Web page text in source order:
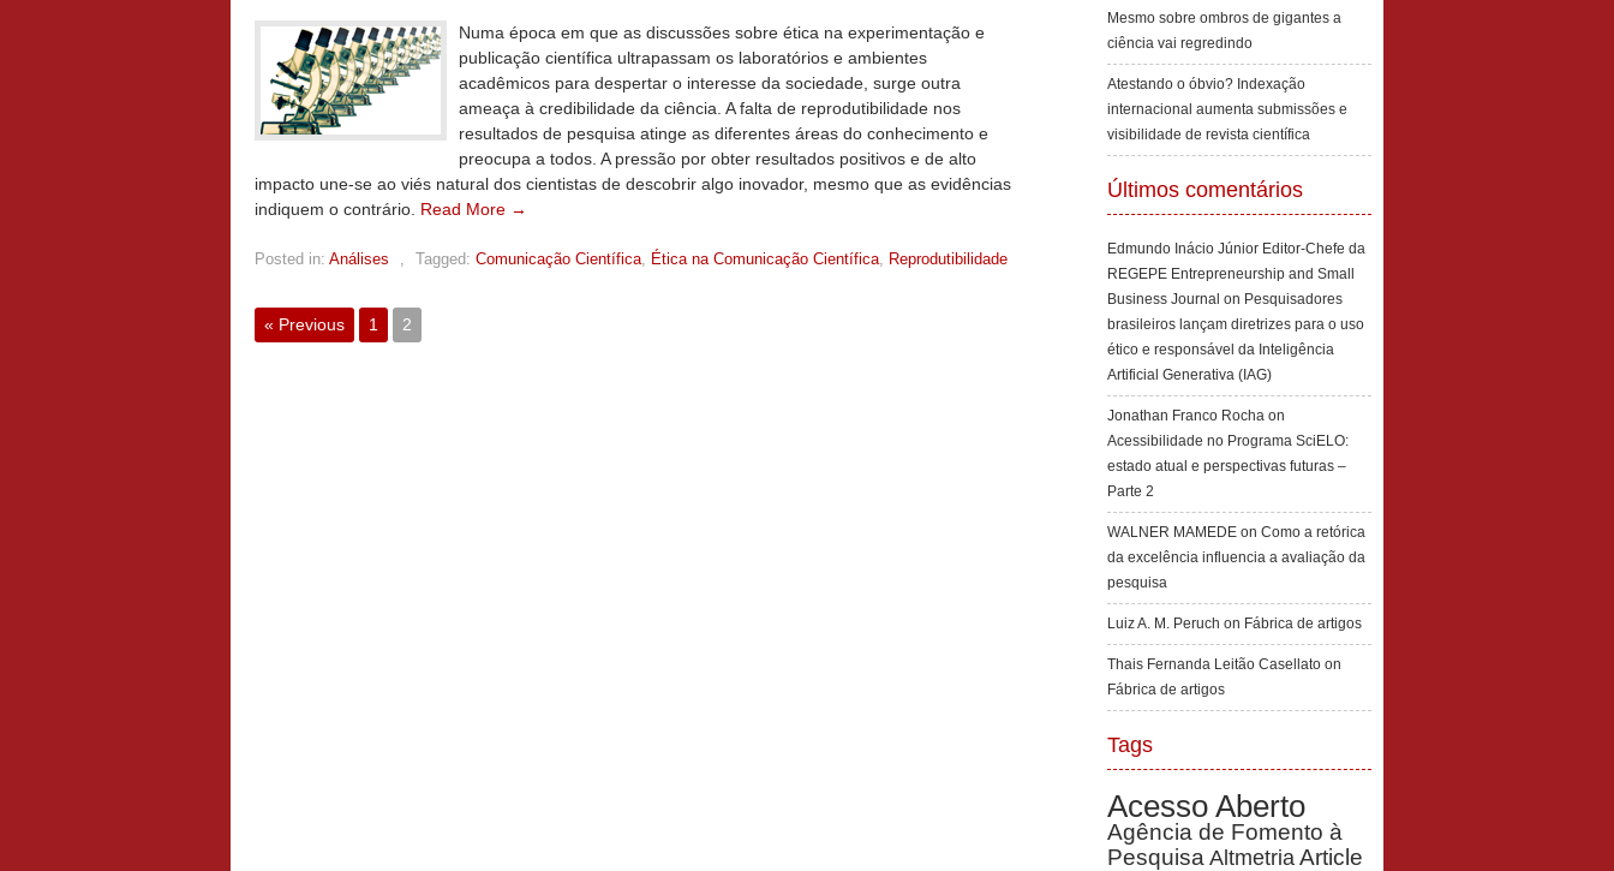
Numa época em que as discussões sobre ética na experimentação e
publicação científica ultrapassam os laboratórios e ambientes
acadêmicos para despertar o interesse da sociedade, surge outra
ameaça à credibilidade da ciência. A falta de reprodutibilidade nos
resultados de pesquisa atinge as diferentes áreas do conhecimento e
preocupa a todos. A pressão por obter resultados positivos e de alto
impacto une-se ao viés natural dos cientistas de descobrir algo inovador, mesmo que as evidências
indiquem o contrário. Read More →
Posted in: Análises , Tagged: Comunicação Científica, Ética na Comunicação Científica, Reprodutibilidade
« Previous 1 2
Mesmo sobre ombros de gigantes a
ciência vai regredindo
Atestando o óbvio? Indexação
internacional aumenta submissões e
visibilidade de revista científica
Últimos comentários
Edmundo Inácio Júnior Editor-Chefe da
REGEPE Entrepreneurship and Small
Business Journal on Pesquisadores
brasileiros lançam diretrizes para o uso
ético e responsável da Inteligência
Artificial Generativa (IAG)
Jonathan Franco Rocha on
Acessibilidade no Programa SciELO:
estado atual e perspectivas futuras –
Parte 2
WALNER MAMEDE on Como a retórica
da excelência influencia a avaliação da
pesquisa
Luiz A. M. Peruch on Fábrica de artigos
Thais Fernanda Leitão Casellato on
Fábrica de artigos
Tags
Acesso Aberto
Agência de Fomento à
Pesquisa Altmetria Article